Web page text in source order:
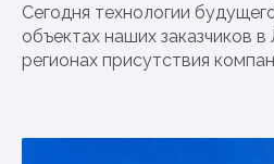
Сегодня технологии
объектах наших заказчиков в
регионах присутствия